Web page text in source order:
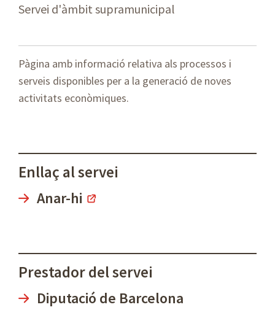
Servei d'àmbit supramunicipal
Pàgina amb informació relativa als processos i
serveis disponibles per a la generació de noves
activitats econòmiques.
Enllaç al servei
Anar-hi
Prestador del servei
Diputació de Barcelona